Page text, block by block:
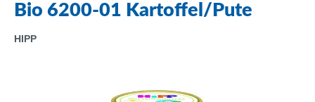
Bio 6200-01 Kartoffel/Pute
HIPP